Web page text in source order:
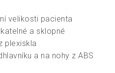
velikosti pacienta
a sklopné
plexiskla
a na nohy z ABS